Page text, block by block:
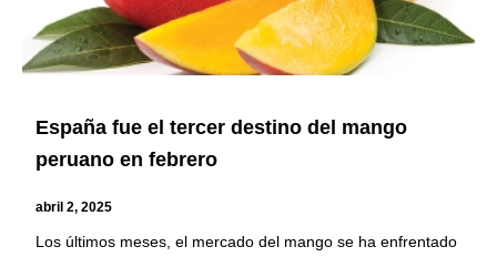
España fue el tercer destino del mango
peruano en febrero
abril 2, 2025
Los últimos meses, el mercado del mango se ha enfrentado